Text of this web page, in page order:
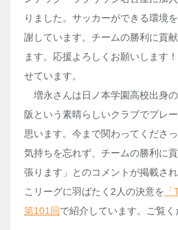
りました。サッカーができる環境
謝しています。チームの勝利に貢
ます。応援よろしくお願いします
せています。
増永さんは日ノ本学園高校出身
阪という素晴らしいクラブでプレ
思います。今まで関わってくださ
気持ちを忘れず、チームの勝利に
張ります」とのコメントが掲載さ
こリーグに羽ばたく2人の決意を
第101回で紹介しています。ご覧く